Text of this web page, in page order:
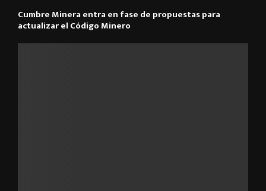
Cumbre Minera entra en fase de propuestas para
actualizar el Código Minero